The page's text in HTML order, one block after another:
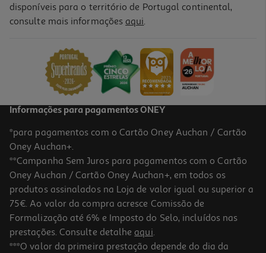
Livro O Meu Primeiro Livro De Futebol
PVP de editor
11,97 €
-10%
Livro O Grande Livro Respostas
disponíveis para o território de Portugal continental,
consulte mais informações aqui.
Informações para pagamentos ONEY
*para pagamentos com o Cartão Oney Auchan / Cartão
Oney Auchan+.
**Campanha Sem Juros para pagamentos com o Cartão
Oney Auchan / Cartão Oney Auchan+, em todos os
produtos assinalados na Loja de valor igual ou superior a
75€. Ao valor da compra acresce Comissão de
Formalização até 6% e Imposto do Selo, incluídos nas
prestações. Consulte detalhe aqui.
***O valor da primeira prestação depende do dia da